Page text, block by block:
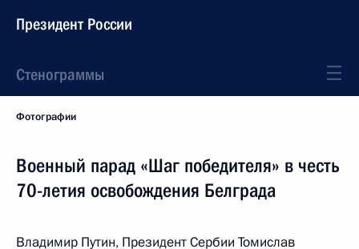
Президент России
Стенограммы
Фотографии
Военный парад «Шаг победителя» в честь
70-летия освобождения Белграда
Владимир Путин, Президент Сербии Томислав